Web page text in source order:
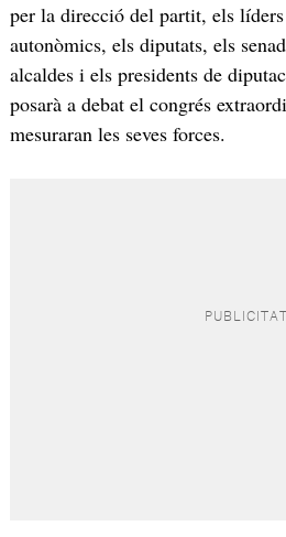
per la direcció del partit, els
autonòmics, els diputats, els
alcaldes i els presidents de
posarà a debat el congrés
mesuraran les seves forces.